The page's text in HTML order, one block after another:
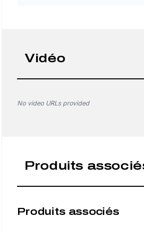
Vidéo
No video URLs provided
Produits
Produits associés